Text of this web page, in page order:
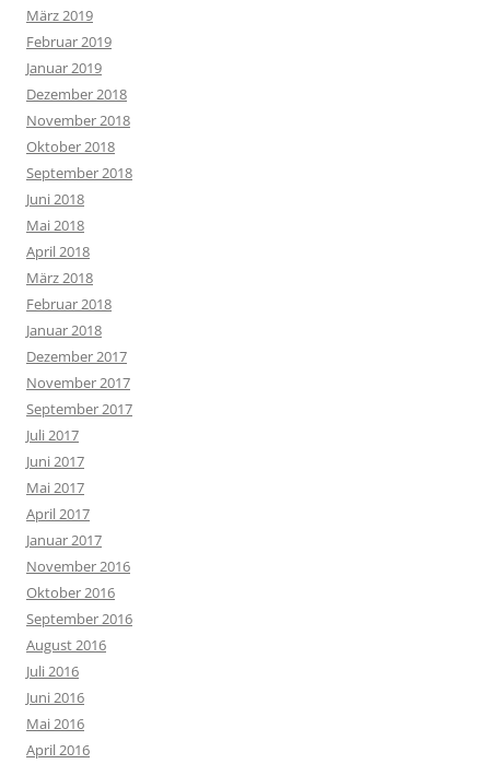
März 2019
Februar 2019
Januar 2019
Dezember 2018
November 2018
Oktober 2018
September 2018
Juni 2018
Mai 2018
April 2018
März 2018
Februar 2018
Januar 2018
Dezember 2017
November 2017
September 2017
Juli 2017
Juni 2017
Mai 2017
April 2017
Januar 2017
November 2016
Oktober 2016
September 2016
August 2016
Juli 2016
Juni 2016
Mai 2016
April 2016